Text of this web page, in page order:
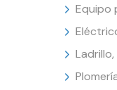
Equipo